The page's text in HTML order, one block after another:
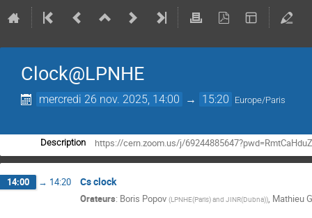
Clock@LPNHE
mercredi 26 nov. 2025, 14:00 → 15:20 Europe/Paris
Description https://cern.zoom.us/j/
14:00 → 14:20 Cs clock
Orateurs: Boris Popov (LPNHE(Paris) and JINR(Dubna)), Mathieu